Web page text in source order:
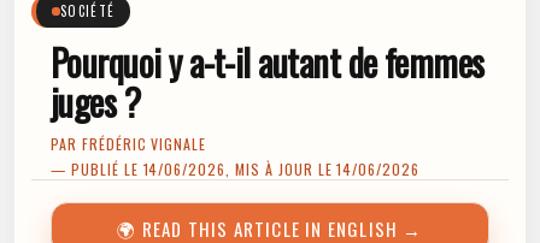
SOCIÉTÉ
Pourquoi y a-t-il autant de femmes
juges ?
PAR FRÉDÉRIC VIGNALE
— PUBLIÉ LE 14/06/2026, MIS À JOUR LE 14/06/2026
🌍 READ THIS ARTICLE IN ENGLISH →